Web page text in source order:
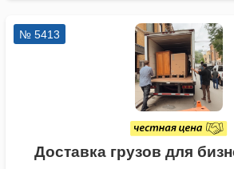
№ 5413
Доставка грузов для